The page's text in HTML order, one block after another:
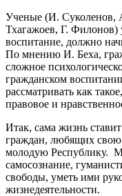
Ученые (И. Суколенов,
Тхагажоев, Г. Филонов)
воспитание, должно
По мнению И. Беха,
сложное
гражданском
рассматривать как
правовое и
Итак, сама жизнь
граждан, любящих
молодую Республику.
самосознание,
свободы, уметь ими
жизнедеятельности.